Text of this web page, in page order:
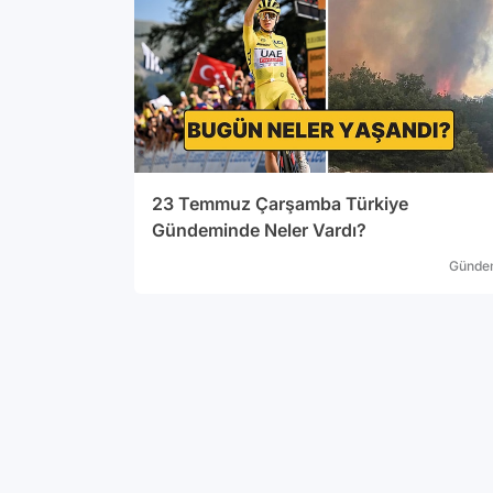
23 Temmuz Çarşamba Türkiye
Gündeminde Neler Vardı?